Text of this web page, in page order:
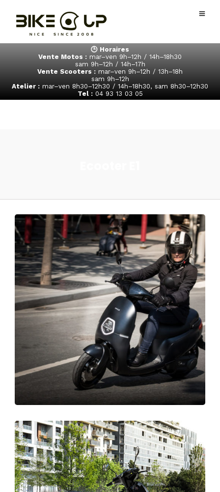
🕒 Horaires
Vente Motos : mar–ven 9h–12h / 14h–18h30
sam 9h–12h / 14h–17h
Vente Scooters : mar–ven 9h–12h / 13h–18h
sam 9h–12h
Atelier : mar–ven 8h30–12h30 / 14h–18h30, sam 8h30–12h30
Tel :04 93 13 03 05